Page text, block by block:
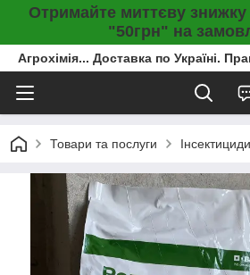
Отримайте миттєву
"50грн" на
Агрохімія... Доставка по Україні.
Товари та послуги